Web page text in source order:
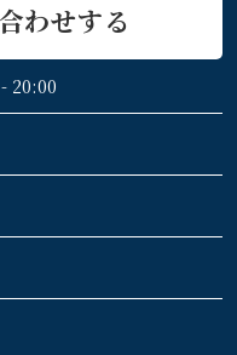
わせする
20:00